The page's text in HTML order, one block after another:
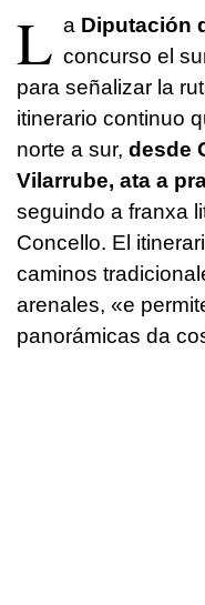
L a Diputación
concurso el
para señalizar la
itinerario continuo
norte a sur, desde
Vilarrube, ata a
seguindo a franxa
Concello. El
caminos
arenales, «e
panorámicas da